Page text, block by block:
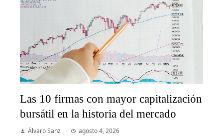
Las 10 firmas con mayor capitalización
bursátil en la historia del mercado
Álvaro Sanz agosto 4, 2026